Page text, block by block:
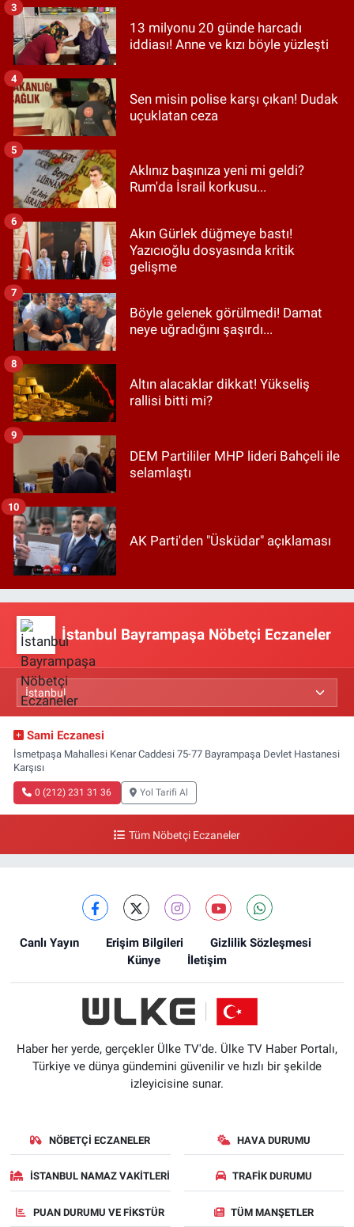
13 milyonu 20 günde harcadı
iddiası! Anne ve kızı böyle yüzleşti
3
Sen misin polise karşı çıkan! Dudak
uçuklatan ceza
4
Aklınız başınıza yeni mi geldi?
Rum'da İsrail korkusu...
5
Akın Gürlek düğmeye bastı!
Yazıcıoğlu dosyasında kritik
gelişme
6
Böyle gelenek görülmedi! Damat
neye uğradığını şaşırdı...
7
Altın alacaklar dikkat! Yükseliş
rallisi bitti mi?
8
DEM Partililer MHP lideri Bahçeli ile
selamlaştı
9
AK Parti'den "Üsküdar" açıklaması
10
İstanbul Bayrampaşa Nöbetçi Eczaneler
Sami Eczanesi
İsmetpaşa Mahallesi Kenar Caddesi 75-77 Bayrampaşa Devlet Hastanesi
Karşısı
0 (212) 231 31 36 Yol Tarifi Al
Tüm Nöbetçi Eczaneler
Canlı Yayın Erişim Bilgileri
Gizlilik Sözleşmesi
Künye
İletişim
Haber her yerde, gerçekler Ülke TV'de. Ülke TV Haber Portalı,
Türkiye ve dünya gündemini güvenilir ve hızlı bir şekilde
izleyicisine sunar.
NÖBETÇI ECZANELER HAVA DURUMU
İSTANBUL NAMAZ VAKITLERI TRAFIK DURUMU
PUAN DURUMU VE FIKSTÜR TÜM MANŞETLER